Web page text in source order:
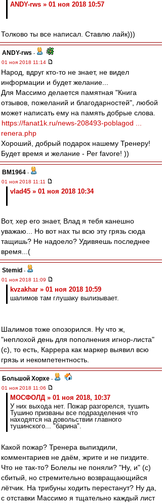
ANDY-rws » 01 ноя 2018 10:57
Толково ты все написал. Ставлю лайк)))
ANDY-rws -
01 ноя 2018 11:14
Народ, вдруг кто-то не знает, не видел
информации и будет желание...
Для Массимо делается памятная "Книга
отзывов, пожеланий и благодарностей", любой
может написать ему на память добрые слова.
https://fanat1k.ru/news-208493-poblagod ...
renera.php
Хороший, добрый подарок нашему Тренеру!
Будет время и желание - Per favore! ))
BM1964 -
01 ноя 2018 11:11
vlad45 » 01 ноя 2018 10:34
Вот, хер его знает, Влад я тебя канешно
уважаю... Но вот нах ты всю эту грязь сюда
тащишь? Не надоело? Удивяешь последнее
время...(
Stemid -
01 ноя 2018 11:09
kvzakhar » 01 ноя 2018 10:59
шалимов там глушаку вылизывает.
Шалимов тоже опозорился. Ну что ж,
"неплохой день для пополнения игнор-листа"
(с), то есть, Каррера как маркер выявил всю
грязь и некомпетентность.
Большой Хорхе -
01 ноя 2018 11:06
МОСФОЛД » 01 ноя 2018, 10:37
У них выхода нет. Пожар разгорелся, тушить
Тушино призваны все подразделения что
находятся на довольствии главного
тушинского... "барина".
Какой пожар? Тренера выпиздили,
комментариев не даём, жрите и не пиздите.
Что не так-то? Болелы не поняли? "Ну, и" (с)
сбитый, но стремительно возвращающийся
лётчик. На трибуны ходить перестанут? Ну да,
с отставки Массимо я тщательно каждый лист